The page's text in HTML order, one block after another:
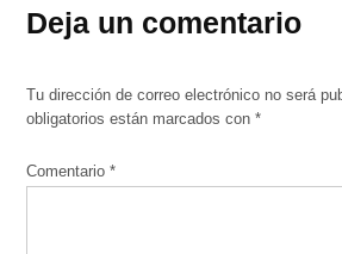
Deja un comentario
Tu dirección de correo electrónico no será
obligatorios están marcados con*
Comentario*